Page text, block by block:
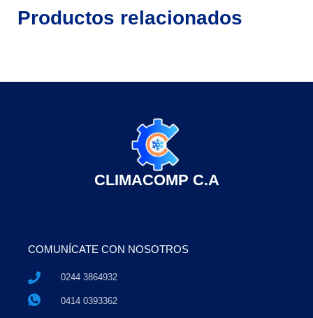
Productos relacionados
CLIMACOMP C.A
COMUNÍCATE CON NOSOTROS
0244 3864932
0414 0393362